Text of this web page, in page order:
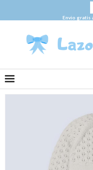
Envio gratis